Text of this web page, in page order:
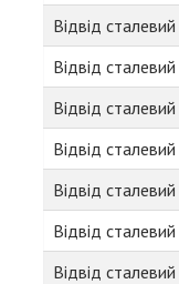
Відвід
Відвід
Відвід
Відвід
Відвід
Відвід
Відвід